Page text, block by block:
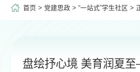
首页 > 党建思政 >“一站式”学生社区 >
盘绘抒心境 美育润夏